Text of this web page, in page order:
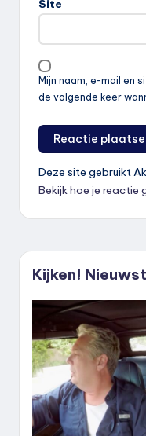
Site
Mijn naam, e-mail en
de volgende keer
Deze site gebruikt
Bekijk hoe je reactie
Kijken!